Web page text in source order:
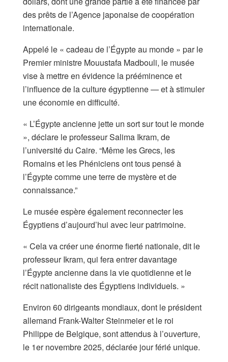
des prêts de l’Agence japonaise de coopération
internationale.
Appelé le « cadeau de l’Égypte au monde » par le
Premier ministre Mouustafa Madbouli, le musée
vise à mettre en évidence la prééminence et
l’influence de la culture égyptienne — et à stimuler
une économie en difficulté.
« L’Égypte ancienne jette un sort sur tout le monde
», déclare le professeur Salima Ikram, de
l’université du Caire. “Même les Grecs, les
Romains et les Phéniciens ont tous pensé à
l’Égypte comme une terre de mystère et de
connaissance.”
Le musée espère également reconnecter les
Égyptiens d’aujourd’hui avec leur patrimoine.
« Cela va créer une énorme fierté nationale, dit le
professeur Ikram, qui fera entrer davantage
l’Égypte ancienne dans la vie quotidienne et le
récit nationaliste des Égyptiens individuels. »
Environ 60 dirigeants mondiaux, dont le président
allemand Frank-Walter Steinmeier et le roi
Philippe de Belgique, sont attendus à l’ouverture,
le 1er novembre 2025, déclarée jour férié unique.